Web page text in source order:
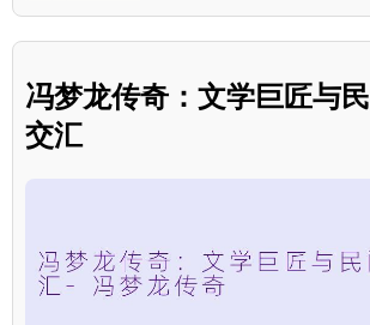
冯梦龙传奇：文学巨匠与
交汇